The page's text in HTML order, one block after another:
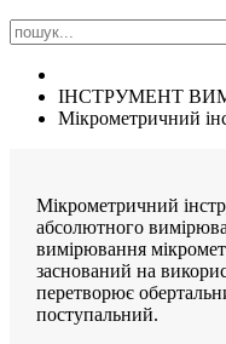
ІНСТРУМЕНТ
Мікрометричний
Мікрометричний
абсолютного
вимірювання
заснований на
перетворює
поступальний.